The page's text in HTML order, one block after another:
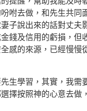
咐去做，和先生共同
子說出來的話對丈夫
錢及信用的虧損，但
感的來源，已經慢慢
生學習，其實，我需
擇按照神的心意去做